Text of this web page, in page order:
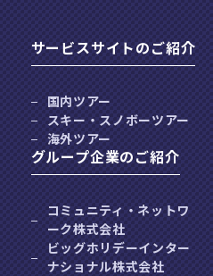
サービスサイトのご紹介
国内ツアー
スキー・スノボーツアー
海外ツアー
グループ企業のご紹介
コミュニティ・ネットワ
ーク株式会社
ビッグホリデーインター
ナショナル株式会社